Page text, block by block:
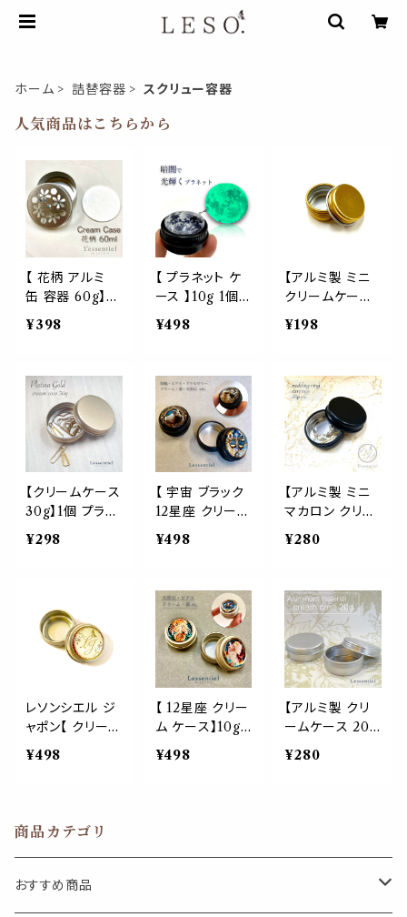
ホーム 詰替容器 スクリュー容器
人気商品はこちらから
【 花柄 アルミ
缶 容器 60g】シ
ルバー スクリュ
ー アクセ ピア
輪 リング 喉 飴
丸 ケース コン
テナ 収納 小物
携帯 旅行 手作
り コスメ 化粧
品 ジェル ハンド
詰替容器 クリー
ム 薬 サプリ
¥398
【 プラネット ケ
ース 】10g 1個
日本製 夜 光 蛍
光 地球 月 黒
指輪 薬 アルミ
ハンド クリーム
保湿 コンテナ
詰替 容器 小分
天然石 化粧 コ
スメ 旅行 収納
缶 占星術
¥498
【アルミ製 ミニ
クリームケース
】 5g ゴールド
金 クリーム缶
アス 指輪 キャン
ドル シルバー コ
ンテナ 詰め替え
容器 軽量 小分
け 小物 リップ
ハンド オイル 化
粧品 コスメ 旅
行 薬 サプリメン
¥198
【クリームケース
30g】1個 プラチ
ナゴールド アル
ミ缶 スクリュー
れ 携帯 ハンドメ
イド アクセサリ
ー入れ 旅行 手
作り コスメ 化
ドクリーム 詰替
容器 クリーム缶
メント
¥298
【 宇宙 ブラック
12星座 クリーム
ケース】10g 1個
日本製 占星術
ピアス 指輪 薬
ハンド 保湿 コン
テナ 詰め替え
容器 軽量 小分
風水 天然石 化
粧 コスメ 旅行
収納 缶
¥498
【アルミ製 ミニ
マカロン クリー
ム ケース】10g 1
個 ブラック 黒色
詰め替え 容器
軽量 ピアス 指
輪 アクセ 小分
け 小物 ハンド
乾燥 加湿 オイ
ル 化粧品 コス
メ 旅行 収納
¥280
レソンシエル ジ
ャポン【 クリーム
ケース】プラチナ
ゴールド 10g 日
輪 薬 リップ ハ
ンド 保湿 詰め
替 容器 軽量 小
分 風水 天然石
¥498
【 12星座 クリー
ム ケース】10g 1
個 日本製 占星
術 アルミ アクセ
容器 軽量 小分
¥498
【アルミ製 クリ
ームケース 20g
】1個 シルバー
軽量 スクリュー
替容器 小物入
¥280
商品カテゴリ
おすすめ商品